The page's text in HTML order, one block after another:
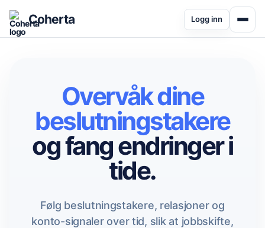
Coherta Logg inn
Overvåk dine
beslutningstakere
og fang endringer i
tide.
Følg beslutningstakere, relasjoner og
konto-signaler over tid, slik at jobbskifte,